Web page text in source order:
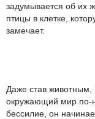
задумывается об их
птицы в клетке,
замечает.
Даже став
окружающий мир по-
бессилие, он